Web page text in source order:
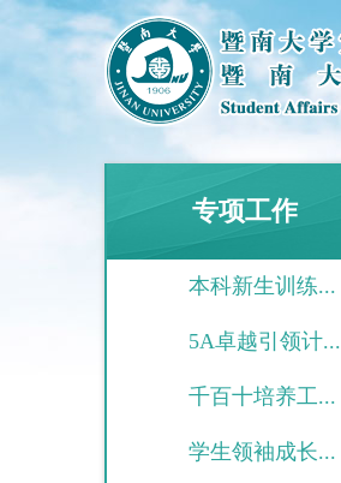
专项工作
本科新生训练...
5A卓越引领计...
千百十培养工...
学生领袖成长...